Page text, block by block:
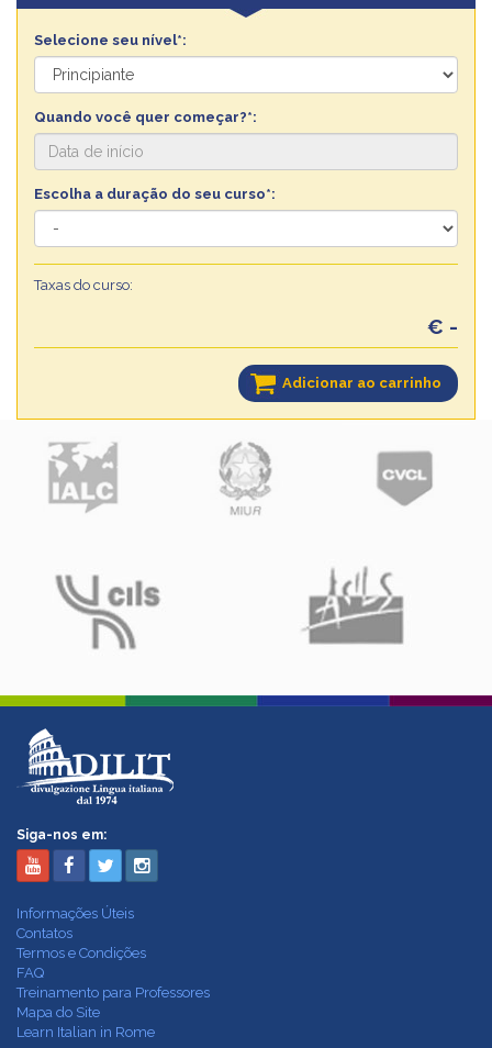
Selecione seu nível*:
Quando você quer começar?*:
Escolha a duração do seu curso*:
Taxas do curso:
€ -
Adicionar ao carrinho
Siga-nos em:
Informações Úteis
Contatos
Termos e Condições
FAQ
Treinamento para Professores
Mapa do Site
Learn Italian in Rome